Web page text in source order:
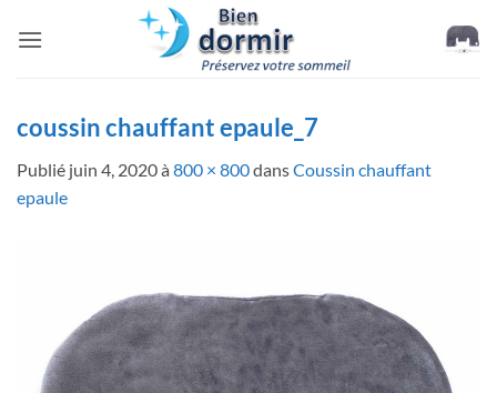
coussin chauffant epaule_7
Publié juin 4, 2020à 800 × 800dansCoussin chauffant
epaule